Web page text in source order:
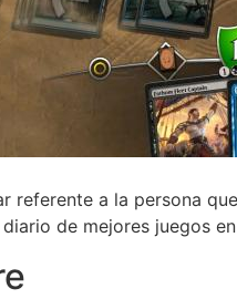
referente a la persona
de mejores juegos